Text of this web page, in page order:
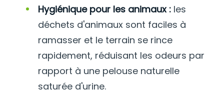
Hygiénique pour les animaux : les
déchets d'animaux sont faciles à
ramasser et le terrain se rince
rapidement, réduisant les odeurs par
rapport à une pelouse naturelle
saturée d'urine.